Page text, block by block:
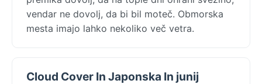
vendar ne dovolj, da bi bil moteč. Obmorska
mesta imajo lahko nekoliko več vetra.
Cloud Cover In Japonska In junij